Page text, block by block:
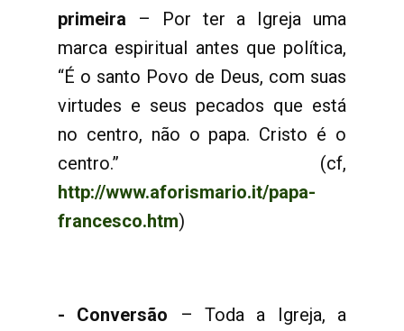
primeira – Por ter a Igreja uma
marca espiritual antes que política,
“É o santo Povo de Deus, com suas
virtudes e seus pecados que está
no centro, não o papa. Cristo é o
centro.” (cf,
http://www.aforismario.it/papa-
francesco.htm)
- Conversão – Toda a Igreja, a